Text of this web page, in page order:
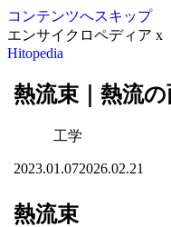
コンテンツへスキップ
エンサイクロペディア x
Hitopedia
熱流束｜熱流
工学
2023.01.072026.02.21
熱流束